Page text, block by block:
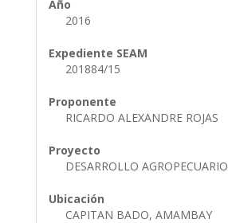
Año
2016
Expediente SEAM
201884/15
Proponente
RICARDO ALEXANDRE ROJAS
Proyecto
DESARROLLO AGROPECUARIO
Ubicación
CAPITAN BADO, AMAMBAY